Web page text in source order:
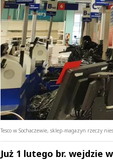
Tesco w Sochaczewie, sklep-magazyn rzeczy
Już 1 lutego br. wejdzie